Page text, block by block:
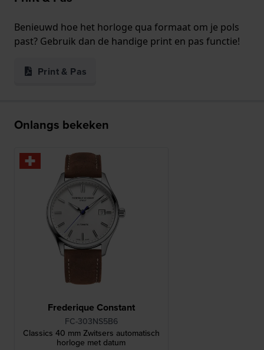
Benieuwd hoe het horloge qua formaat om je pols
past? Gebruik dan de handige print en pas functie!
Print & Pas
Onlangs bekeken
Frederique Constant
FC-303NS5B6
Classics 40 mm Zwitsers automatisch
horloge met datum